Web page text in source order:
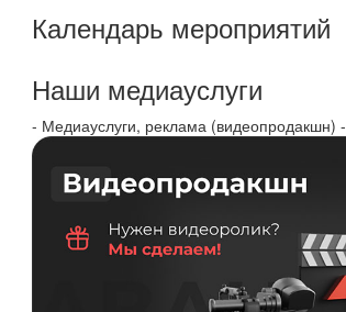
Календарь мероприятий
Наши медиауслуги
- Медиауслуги, реклама (видеопродакшн) -